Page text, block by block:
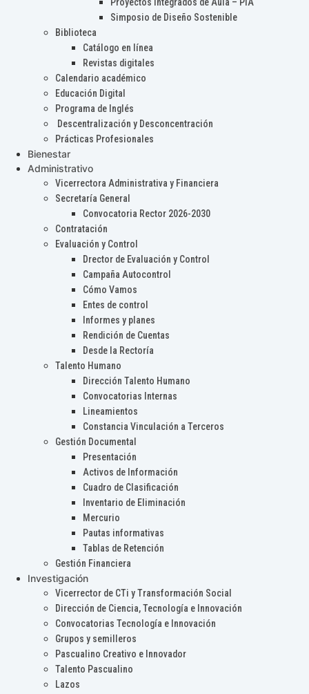
Proyectos Integrados de Aula – PIA
Simposio de Diseño Sostenible
Biblioteca
Catálogo en línea
Revistas digitales
Calendario académico
Educación Digital
Programa de Inglés
Descentralización y Desconcentración
Prácticas Profesionales
Bienestar
Administrativo
Vicerrectora Administrativa y Financiera
Secretaría General
Convocatoria Rector 2026-2030
Contratación
Evaluación y Control
Drector de Evaluación y Control
Campaña Autocontrol
Cómo Vamos
Entes de control
Informes y planes
Rendición de Cuentas
Desde la Rectoría
Talento Humano
Dirección Talento Humano
Convocatorias Internas
Lineamientos
Constancia Vinculación a Terceros
Gestión Documental
Presentación
Activos de Información
Cuadro de Clasificación
Inventario de Eliminación
Mercurio
Pautas informativas
Tablas de Retención
Gestión Financiera
Investigación
Vicerrector de CTi y Transformación Social
Dirección de Ciencia, Tecnología e Innovación
Convocatorias Tecnología e Innovación
Grupos y semilleros
Pascualino Creativo e Innovador
Talento Pascualino
Lazos